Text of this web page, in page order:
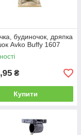
будиночок, дряпка
Avko Buffy 1607
₴
Купити